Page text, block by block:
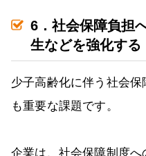
6．社会保障負担
生などを強化する
少子高齢化に伴う社会
も重要な課題です。
企業は、社会保障制度へ